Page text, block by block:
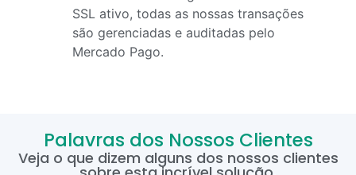
SSL ativo, todas as nossas transações
são gerenciadas e auditadas pelo
Mercado Pago.
Palavras dos Nossos Clientes
Veja o que dizem alguns dos nossos clientes